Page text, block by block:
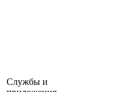
Службы и